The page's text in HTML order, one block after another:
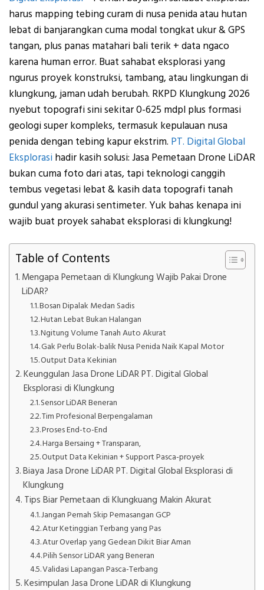
harus mapping tebing curam di nusa penida atau hutan
lebat di banjarangkan cuma modal tongkat ukur & GPS
tangan, plus panas matahari bali terik + data ngaco
karena human error. Buat sahabat eksplorasi yang
ngurus proyek konstruksi, tambang, atau lingkungan di
klungkung, jaman udah berubah. RKPD Klungkung 2026
nyebut topografi sini sekitar 0-625 mdpl plus formasi
geologi super kompleks, termasuk kepulauan nusa
penida dengan tebing kapur ekstrim. PT. Digital Global
Eksplorasi hadir kasih solusi: Jasa Pemetaan Drone LiDAR
bukan cuma foto dari atas, tapi teknologi canggih
tembus vegetasi lebat & kasih data topografi tanah
gundul yang akurasi sentimeter. Yuk bahas kenapa ini
wajib buat proyek sahabat eksplorasi di klungkung!
Table of Contents
Mengapa Pemetaan di Klungkung Wajib Pakai Drone
LiDAR?
Bosan Dipalak Medan Sadis
Hutan Lebat Bukan Halangan
Ngitung Volume Tanah Auto Akurat
Gak Perlu Bolak-balik Nusa Penida Naik Kapal Motor
Output Data Kekinian
Keunggulan Jasa Drone LiDAR PT. Digital Global
Eksplorasi di Klungkung
Sensor LiDAR Beneran
Tim Profesional Berpengalaman
Proses End-to-End
Harga Bersaing + Transparan,
Output Data Kekinian + Support Pasca-proyek
Biaya Jasa Drone LiDAR PT. Digital Global Eksplorasi di
Klungkung
Tips Biar Pemetaan di Klungkuang Makin Akurat
Jangan Pernah Skip Pemasangan GCP
Atur Ketinggian Terbang yang Pas
Atur Overlap yang Gedean Dikit Biar Aman
Pilih Sensor LiDAR yang Beneran
Validasi Lapangan Pasca-Terbang
Kesimpulan Jasa Drone LiDAR di Klungkung